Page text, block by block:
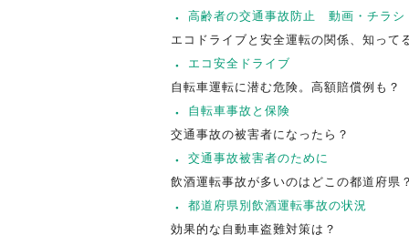
高齢者の交通事故防止 動画・チラシ
エコドライブと安全運転の関係、知って
エコ安全ドライブ
自転車運転に潜む危険。高額賠償例も？
自転車事故と保険
交通事故の被害者になったら？
交通事故被害者のために
飲酒運転事故が多いのはどこの都道府県？
都道府県別飲酒運転事故の状況
効果的な自動車盗難対策は？